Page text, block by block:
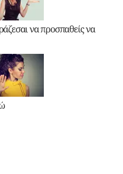
να προσπαθείς να